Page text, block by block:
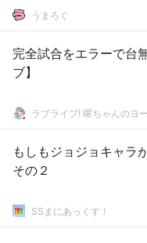
うまろぐ
完全試合をエラーで台
ブ】
ラブライブ! 曜ちゃんのヨ
もしもジョジョキャラ
その２
SSまにあっくす！